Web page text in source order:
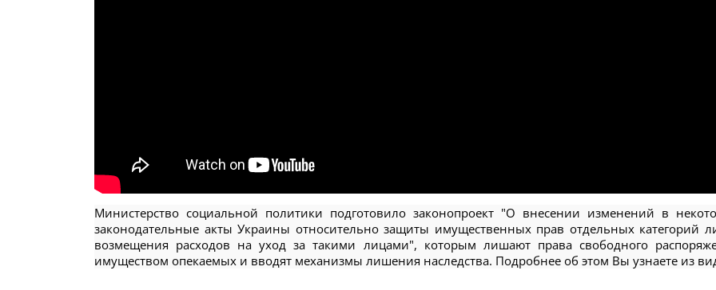
Министерство социальной политики подготовило законопроект "О внесении изменений в
законодательные акты Украины относительно защиты имущественных прав отдельных категорий
возмещения расходов на уход за такими лицами", которым лишают права свободного
имуществом опекаемых и вводят механизмы лишения наследства. Подробнее об этом Вы узнаете из